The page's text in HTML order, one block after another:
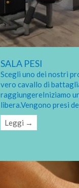
SALA PESI
Scegli uno dei nostri
vero cavallo di
raggiungereIniziamo
libera.Vengono presi
Leggi →